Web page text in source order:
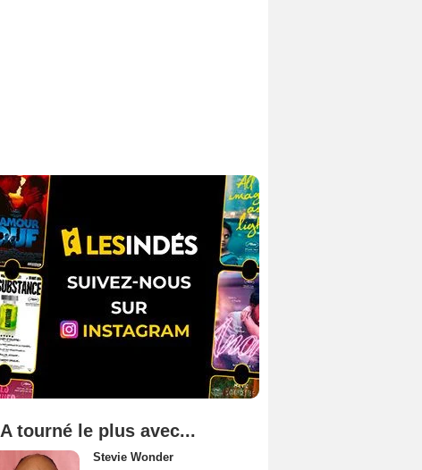
A tourné le plus avec...
Stevie Wonder